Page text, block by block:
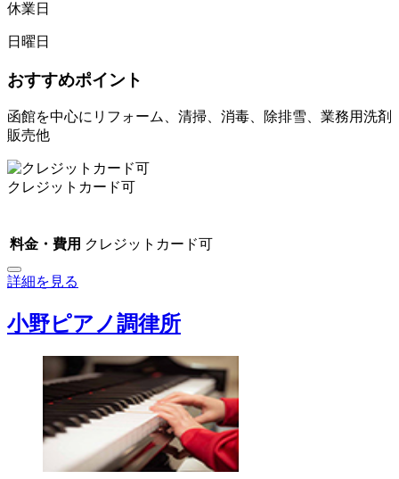
休業日
日曜日
おすすめポイント
函館を中心にリフォーム、清掃、消毒、除排雪、業務用洗剤
販売他
クレジットカード可
料金・費用 クレジットカード可
詳細を見る
小野ピアノ調律所